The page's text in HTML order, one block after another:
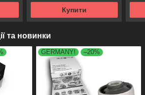
Купити
та новинки
GERMANY! –20%